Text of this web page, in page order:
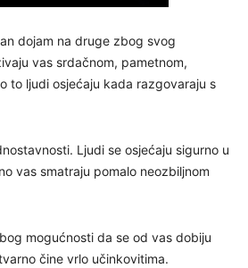
dojam na druge zbog svog
vas srdačnom, pametnom,
to ljudi osjećaju kada razgovaraju s
Ljudi se osjećaju sigurno u
vas smatraju pomalo neozbiljnom
mogućnosti da se od vas dobiju
čine vrlo učinkovitima.